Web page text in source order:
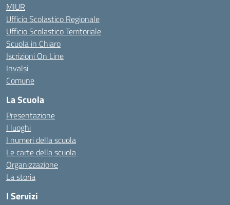
MIUR
Ufficio Scolastico Regionale
Ufficio Scolastico Territoriale
Scuola in Chiaro
Iscrizioni On Line
Invalsi
Comune
La Scuola
Presentazione
I luoghi
I numeri della scuola
Le carte della scuola
Organizzazione
La storia
I Servizi